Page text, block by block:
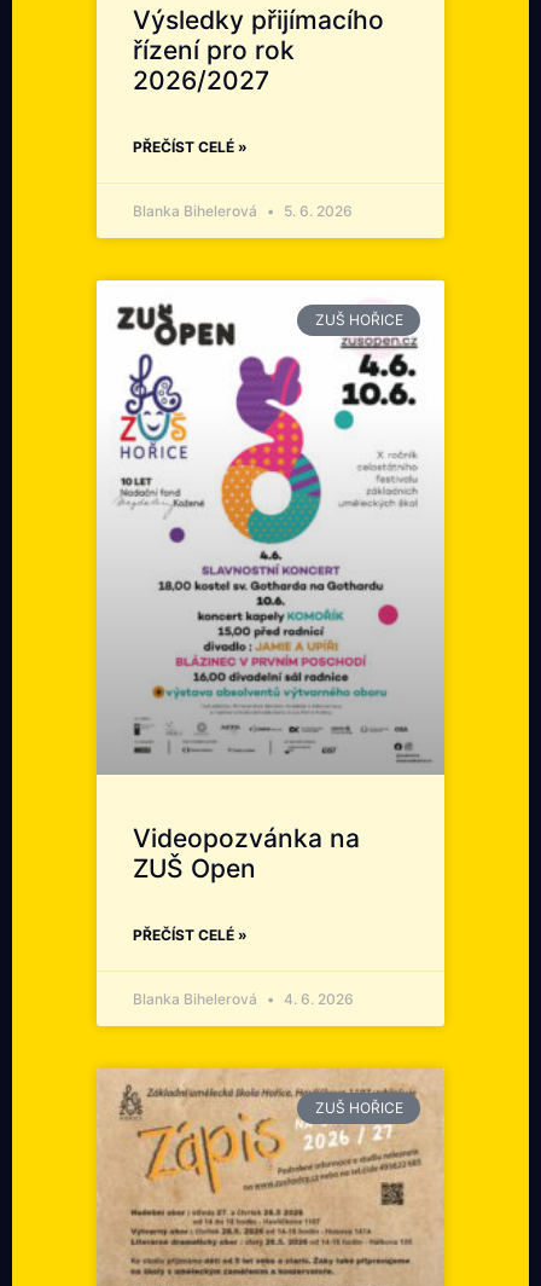
Výsledky přijímacího
řízení pro rok
2026/2027
PŘEČÍST CELÉ »
Blanka Bihelerová 5. 6. 2026
ZUŠ HOŘICE
Videopozvánka na
ZUŠ Open
PŘEČÍST CELÉ »
Blanka Bihelerová 4. 6. 2026
ZUŠ HOŘICE